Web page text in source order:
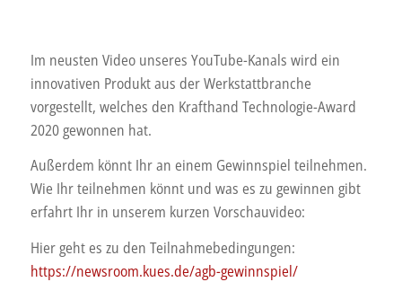
Im neusten Video unseres YouTube-Kanals wird ein
innovativen Produkt aus der Werkstattbranche
vorgestellt, welches den Krafthand Technologie-Award
2020 gewonnen hat.
Außerdem könnt Ihr an einem Gewinnspiel teilnehmen.
Wie Ihr teilnehmen könnt und was es zu gewinnen gibt
erfahrt Ihr in unserem kurzen Vorschauvideo:
Hier geht es zu den Teilnahmebedingungen:
https://newsroom.kues.de/agb-gewinnspiel/